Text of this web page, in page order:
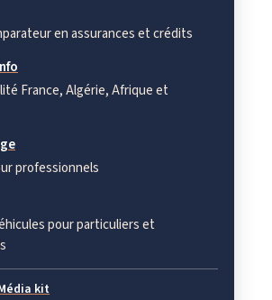
en assurances et crédits
France, Algérie, Afrique et
professionnels
pour particuliers et
kit